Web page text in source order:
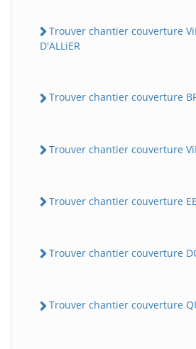
Trouver chantier couverture
D'ALLiER
Trouver chantier couverture
Trouver chantier couverture
Trouver chantier couverture
Trouver chantier couverture
Trouver chantier couverture